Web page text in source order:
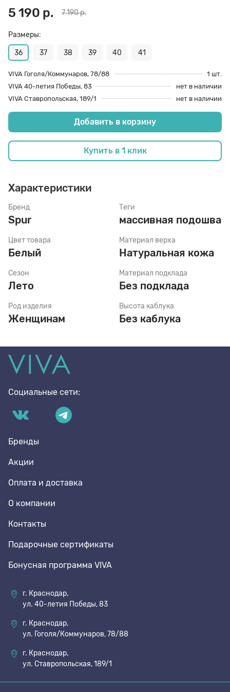
5 190 р. 7 190 р.
Размеры:
36 37 38 39 40 41
VIVA Гоголя/Коммунаров, 78/88
1 шт.
VIVA 40-летия Победы, 83
нет в наличии
VIVA Ставропольская, 189/1
нет в наличии
Добавить в корзину
Купить в 1 клик
Характеристики
Бренд
Spur
Цвет товара
Белый
Сезон
Лето
Род изделия
Женщинам
Теги
массивная подошва
Материал верха
Натуральная кожа
Материал подклада
Без подклада
Высота каблука
Без каблука
Социальные сети:
Бренды
Акции
Оплата и доставка
О компании
Контакты
Подарочные сертификаты
Бонусная программа VIVA
г. Краснодар,
ул. 40-летия Победы, 83
г. Краснодар,
ул. Гоголя/Коммунаров, 78/88
г. Краснодар,
ул. Ставропольская, 189/1
70 den
8 den
Подпяточники
Полустельки
Пропитка
Пяткоудерживатели
Растяжитель и Очиститель
Рожки